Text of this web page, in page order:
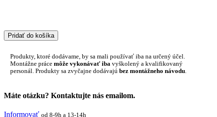
Pridať do košíka
Produkty, ktoré dodávame, by sa mali používať iba na určený účel.
Montážne práce môže vykonávať iba vyškolený a kvalifikovaný
personál. Produkty sa zvyčajne dodávajú bez montážneho návodu
Máte otázku? Kontaktujte nás emailom.
Informovať od 8-9h a 13-14h